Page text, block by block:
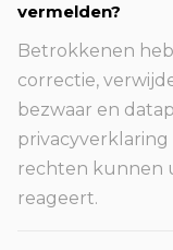
vermelden?
Betrokkenen
correctie,
bezwaar en
rechten kunnen
reageert.